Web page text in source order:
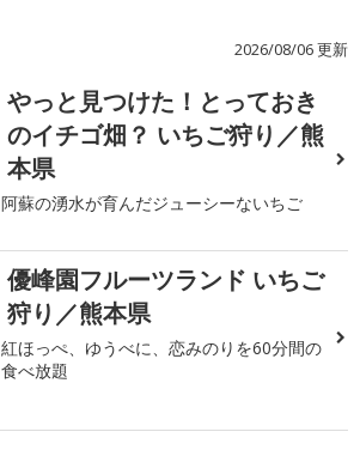
2026/08/06 更新
やっと見つけた！とっておき
のイチゴ畑？ いちご狩り／熊
本県
阿蘇の湧水が育んだジューシーないちご
優峰園フルーツランド いちご
狩り／熊本県
紅ほっぺ、ゆうべに、恋みのりを60分間の
食べ放題